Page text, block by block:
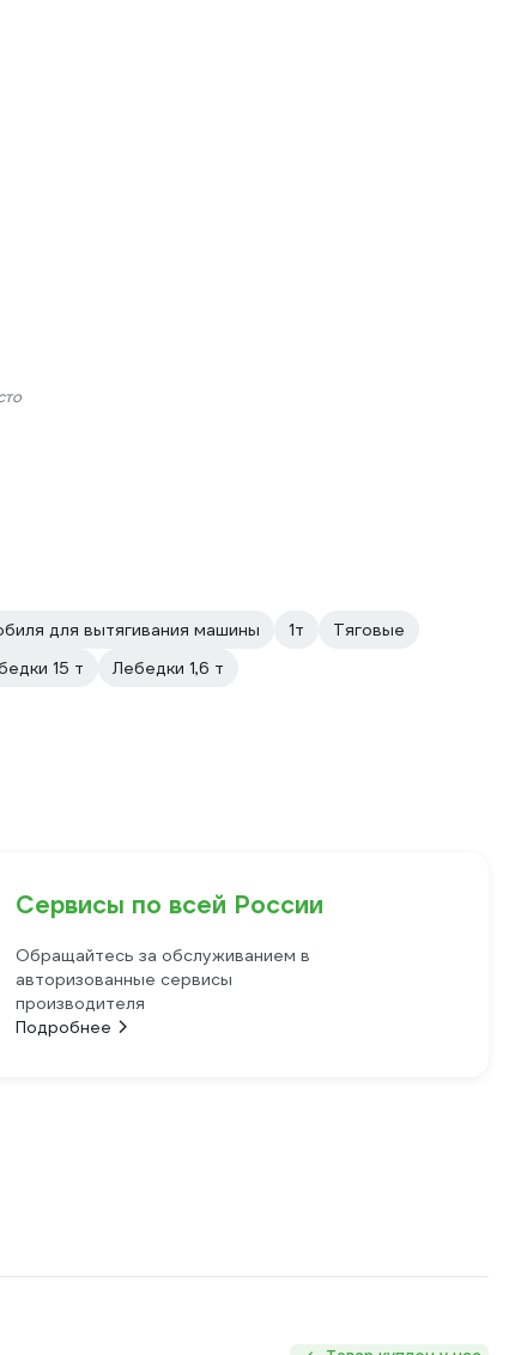
для вытягивания машины 1т
Тяговые
15 т Лебедки 1,6 т
Сервисы по всей России
Обращайтесь за обслуживанием в
авторизованные сервисы
производителя
Подробнее